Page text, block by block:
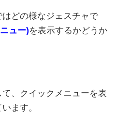
どの様なジェスチャで
ュー)を表示するかどうか
、クイックメニューを表
ます。